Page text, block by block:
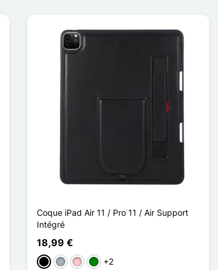
Coque iPad Air 11 / Pro 11 / Air Support
Intégré
18,99 €
PretoCinzento
RosaVerde
+2